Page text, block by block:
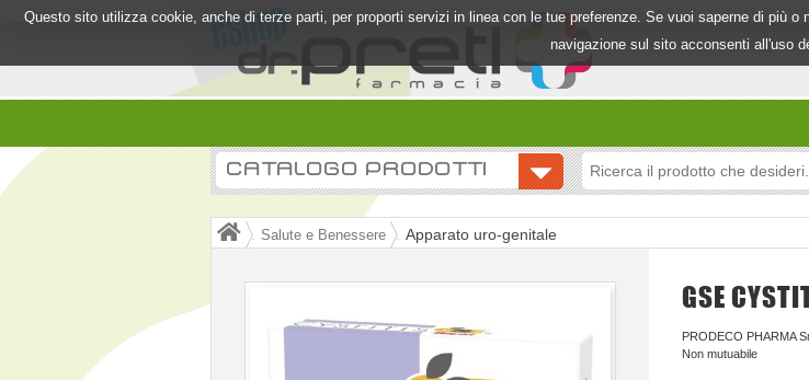
Questo sito utilizza cookie, anche di terze parti, per proporti servizi in linea con le tue preferenze. Se vuoi saperne di più o
navigazione sul sito acconsenti all'uso
CATALOGO PRODOTTI
Salute e Benessere Apparato uro-genitale
GSE
PRODECO PHARMA
Non mutuabile